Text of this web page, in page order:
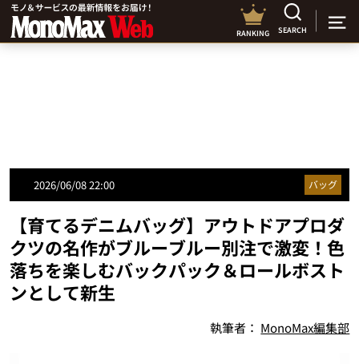
RANKING SEARCH
2026/06/08 22:00 バッグ
【育てるデニムバッグ】アウトドアプロダ
クツの名作がブルーブルー別注で激変！色
落ちを楽しむバックパック＆ロールボスト
ンとして新生
執筆者： MonoMax編集部